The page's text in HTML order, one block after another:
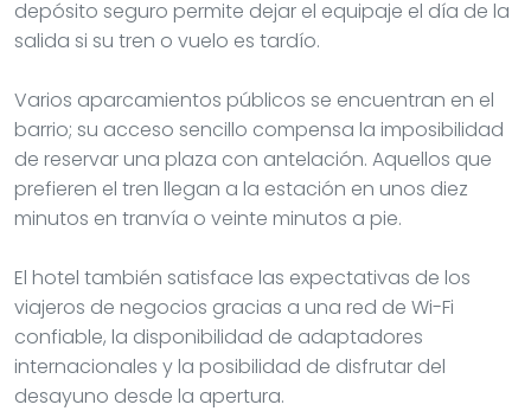
depósito seguro permite dejar el equipaje el día de la
salida si su tren o vuelo es tardío.
Varios aparcamientos públicos se encuentran en el
barrio; su acceso sencillo compensa la imposibilidad
de reservar una plaza con antelación. Aquellos que
prefieren el tren llegan a la estación en unos diez
minutos en tranvía o veinte minutos a pie.
El hotel también satisface las expectativas de los
viajeros de negocios gracias a una red de Wi-Fi
confiable, la disponibilidad de adaptadores
internacionales y la posibilidad de disfrutar del
desayuno desde la apertura.